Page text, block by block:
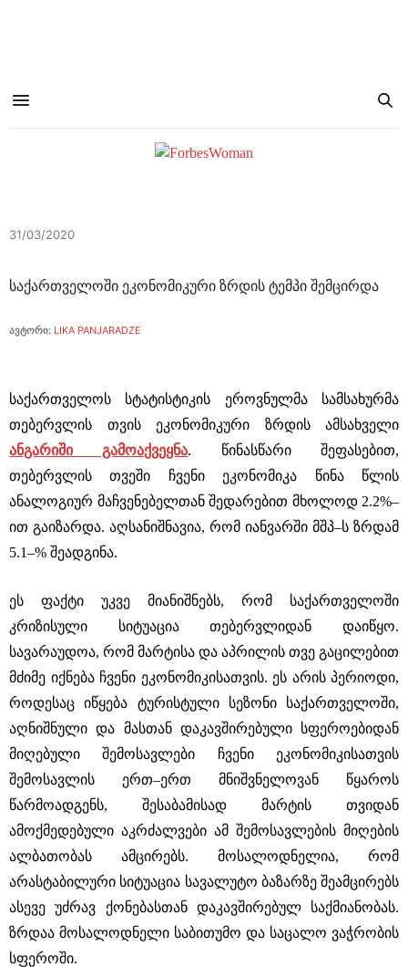
31/03/2020
საქართველოში ეკონომიკური ზრდის ტემპი შემცირდა
ავტორი: LIKA PANJARADZE
საქართველოს სტატისტიკის ეროვნულმა სამსახურმა
თებერვლის თვის ეკონომიკური ზრდის ამსახველი
ანგარიში გამოაქვეყნა. წინასწარი შეფასებით,
თებერვლის თვეში ჩვენი ეკონომიკა წინა წლის
ანალოგიურ მაჩვენებელთან შედარებით მხოლოდ 2.2%–
ით გაიზარდა. აღსანიშნავია, რომ იანვარში მშპ–ს ზრდამ
5.1–% შეადგინა.
ეს ფაქტი უკვე მიანიშნებს, რომ საქართველოში
კრიზისული სიტუაცია თებერვლიდან დაიწყო.
სავარაუდოა, რომ მარტისა და აპრილის თვე გაცილებით
მძიმე იქნება ჩვენი ეკონომიკისათვის. ეს არის პერიოდი,
როდესაც იწყება ტურისტული სეზონი საქართველოში,
აღნიშნული და მასთან დაკავშირებული სფეროებიდან
მიღებული შემოსავლები ჩვენი ეკონომიკისათვის
შემოსავლის ერთ–ერთ მნიშვნელოვან წყაროს
წარმოადგენს, შესაბამისად მარტის თვიდან
ამოქმედებული აკრძალვები ამ შემოსავლების მიღების
ალბათობას ამცირებს. მოსალოდნელია, რომ
არასტაბილური სიტუაცია სავალუტო ბაზარზე შეამცირებს
ასევე უძრავ ქონებასთან დაკავშირებულ საქმიანობას.
ზრდაა მოსალოდნელი საბითუმო და საცალო ვაჭრობის
სფეროში.